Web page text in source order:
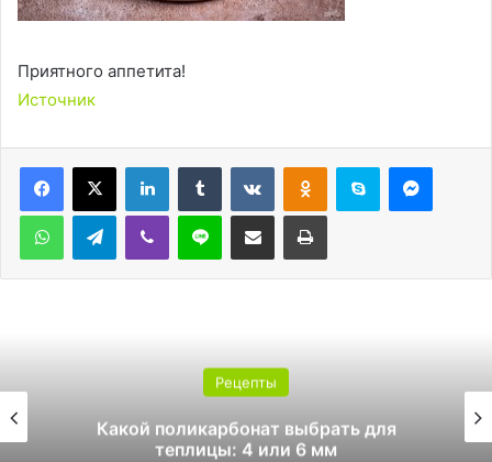
Приятного аппетита!
Источник
LinkedInTumblr ВконтактеОдноклассники
Skype
WhatsAppTelegramViber Line Поделиться через электронную почту Печатать
Рецепты
Какой поликарбонат выбрать для
теплицы: 4 или 6 мм